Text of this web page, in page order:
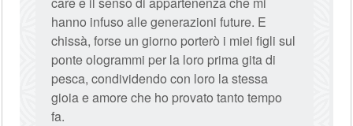
hanno infuso alle generazioni future. E
chissà, forse un giorno porterò i miei figli sul
ponte ologrammi per la loro prima gita di
pesca, condividendo con loro la stessa
gioia e amore che ho provato tanto tempo
fa.